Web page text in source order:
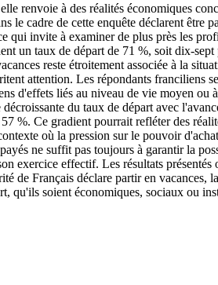
renvoie à des réalités économiques
cadre de cette enquête déclarent être
invite à examiner de plus près les
un taux de départ de 71 %, soit dix-
reste étroitement associée à la
attention. Les répondants franciliens
d'effets liés au niveau de vie moyen ou
du taux de départ avec
%. Ce gradient pourrait refléter des
où la pression sur le pouvoir
ne suffit pas toujours à garantir la
exercice effectif. Les résultats
de Français déclare partir en vacances,
soient économiques, sociaux ou